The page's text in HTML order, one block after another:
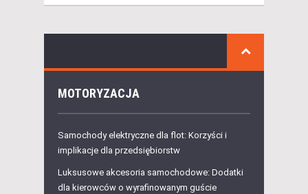
MOTORYZACJA
Samochody elektryczne dla flot: Korzyści i
implikacje dla przedsiębiorstw
Luksusowe akcesoria samochodowe: Dodatki
dla kierowców o wyrafinowanym guście